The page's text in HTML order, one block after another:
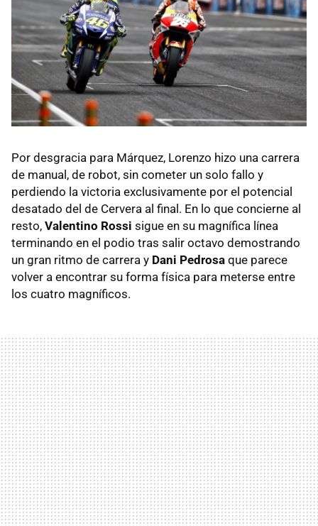
Por desgracia para Márquez, Lorenzo hizo una carrera
de manual, de robot, sin cometer un solo fallo y
perdiendo la victoria exclusivamente por el potencial
desatado del de Cervera al final. En lo que concierne al
resto, Valentino Rossi sigue en su magnífica línea
terminando en el podio tras salir octavo demostrando
un gran ritmo de carrera y Dani Pedrosa que parece
volver a encontrar su forma física para meterse entre
los cuatro magníficos.